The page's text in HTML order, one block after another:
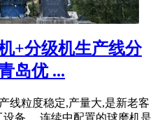
+分级机生产线分
岛优 ...
线粒度稳定,产量大,是新老客